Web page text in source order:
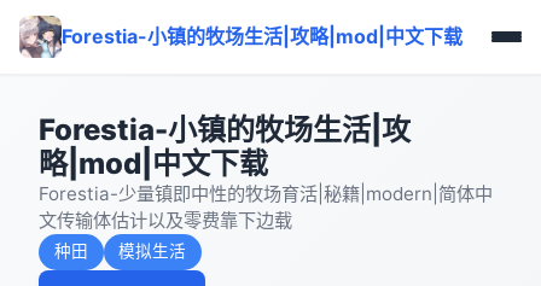
Forestia-小镇的牧场生活|攻略|mod|中文下载
Forestia-小镇的牧场生活|攻
略|mod|中文下载
Forestia-少量镇即中性的牧场育活|秘籍|modern|简体中
文传输体估计以及零费靠下边载
种田 模拟生活